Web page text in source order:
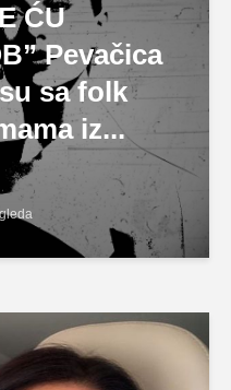
ĆU
Pevačica
sa folk
iz...